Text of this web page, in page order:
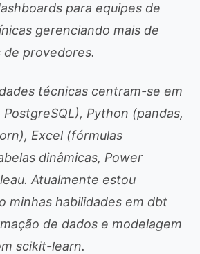
para equipes de
gerenciando mais de
de provedores.
técnicas centram-se em
PostgreSQL), Python (pandas,
Excel (fórmulas
dinâmicas, Power
Atualmente estou
minhas habilidades em dbt
de dados e modelagem
scikit-learn.